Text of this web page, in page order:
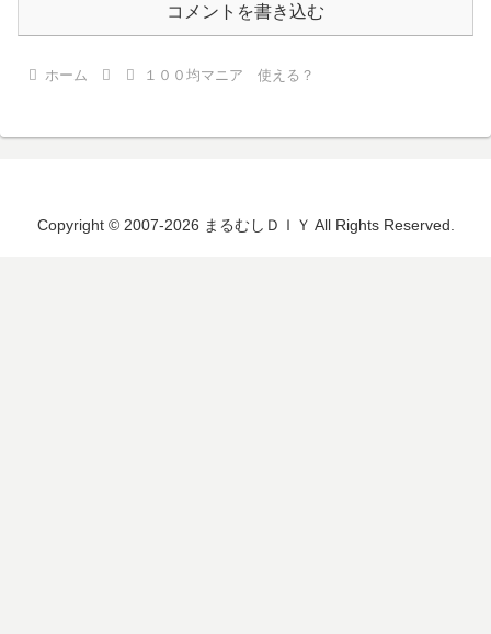
コメントを書き込む
ホーム １００均マニア 使える？
Copyright © 2007-2026 まるむしＤＩＹ All Rights Reserved.